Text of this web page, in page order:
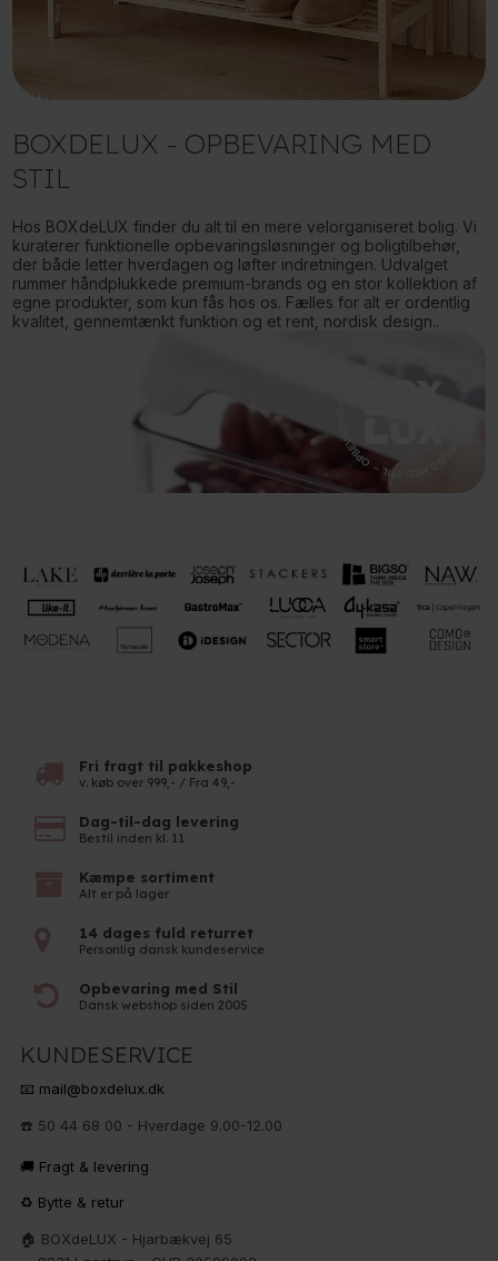
BOXDELUX - OPBEVARING MED
STIL
Hos BOXdeLUX finder du alt til en mere velorganiseret bolig. Vi
kuraterer funktionelle opbevaringsløsninger og boligtilbehør,
der både letter hverdagen og løfter indretningen. Udvalget
rummer håndplukkede premium-brands og en stor kollektion af
egne produkter, som kun fås hos os. Fælles for alt er ordentlig
kvalitet, gennemtænkt funktion og et rent, nordisk design..
Fri fragt til pakkeshop
v. køb over 999,- / Fra 49,-
Dag-til-dag levering
Bestil inden kl. 11
Kæmpe sortiment
Alt er på lager
14 dages fuld returret
Personlig dansk kundeservice
Opbevaring med Stil
Dansk webshop siden 2005
KUNDESERVICE
📧 mail@boxdelux.dk
☎️ 50 44 68 00 - Hverdage 9.00-12.00
🚚 Fragt & levering
♻️ Bytte & retur
🏠 BOXdeLUX - Hjarbækvej 65